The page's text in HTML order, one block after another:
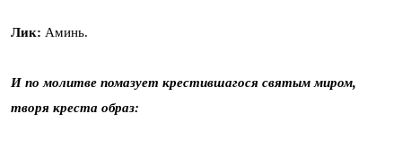
Лик: Аминь.
И по молитве помазует крестившагося святым миром,
творя креста образ: